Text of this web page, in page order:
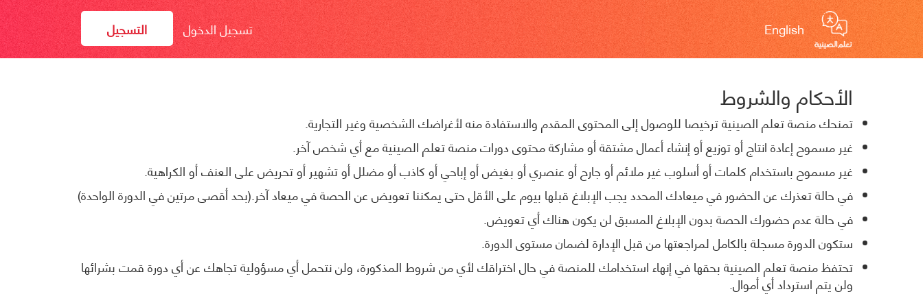
English تسجيل الدخول التسجيل
الأحكام والشروط
تمنحك منصة تعلم الصينية ترخيصا للوصول إلى المحتوى المقدم والاستفادة منه لأغراضك الشخصية وغير التجارية.
غير مسموح إعادة انتاج أو توزيع أو إنشاء أعمال مشتقة أو مشاركة محتوى دورات منصة تعلم الصينية مع أي شخص آخر.
غير مسموح باستخدام كلمات أو أسلوب غير ملائم أو جارح أو عنصري أو بغيض أو إباحي أو كاذب أو مضلل أو تشهير أو تحريض على العنف أو الكراهية.
في حالة تعذرك عن الحضور في ميعادك المحدد يجب الإبلاغ قبلها بيوم على الأقل حتى يمكننا تعويض عن الحصة في ميعاد آخر.(بحد أقصى مرتين في الدورة الواحدة)
في حالة عدم حضورك الحصة بدون الإبلاغ المسبق لن يكون هناك أي تعويض.
ستكون الدورة مسجلة بالكامل لمراجعتها من قبل الإدارة لضمان مستوى الدورة.
تحتفظ منصة تعلم الصينية بحقها في إنهاء استخدامك للمنصة في حال اختراقك لأي من شروط المذكورة، ولن نتحمل أي مسؤولية تجاهك عن أي دورة قمت بشرائها
ولن يتم استرداد أي أموال.